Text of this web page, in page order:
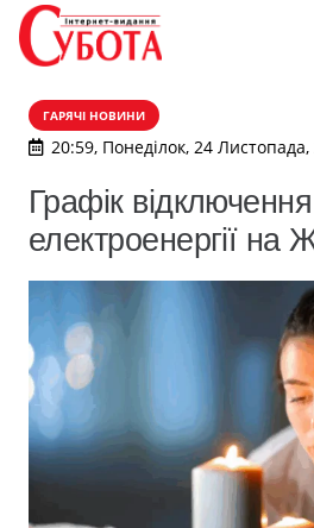
ГАРЯЧІ НОВИНИ
20:59, Понеділок, 24 Листопада,
Графік відключення
електроенергії на